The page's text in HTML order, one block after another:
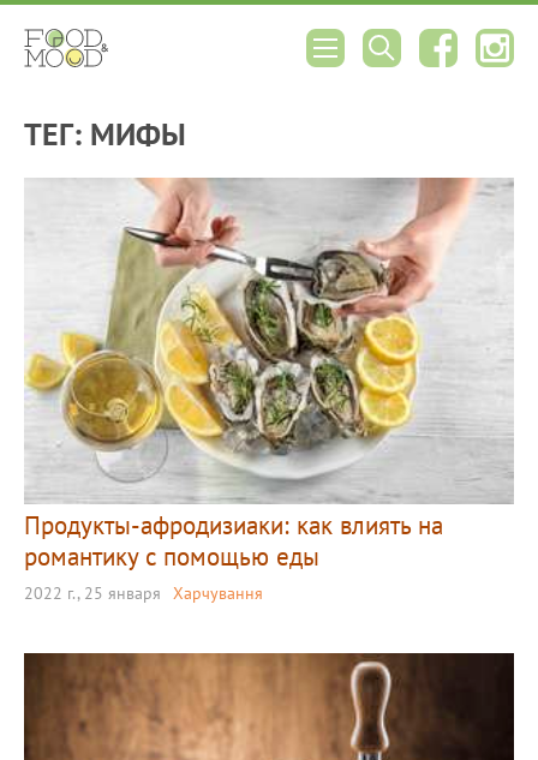
ТЕГ: МИФЫ
Продукты-афродизиаки: как влиять на
романтику с помощью еды
2022 г., 25 января Харчування